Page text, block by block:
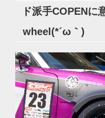
ド派手COPENに
wheel(*´ω｀)